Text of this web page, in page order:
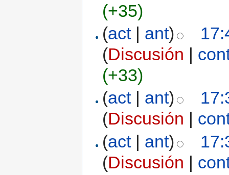
(+35)
(act| ant)
(Discusión |
(+33)
(act| ant)
(Discusión
(act| ant)
(Discusión |